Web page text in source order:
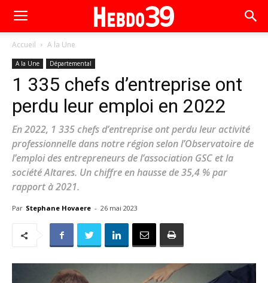
Accueil A la Une
A la Une Départemental
1 335 chefs d’entreprise ont
perdu leur emploi en 2022
En 2022, 1 335 chefs d’entreprise ont perdu leur activité
professionnelle dans notre région selon l’Observatoire de
l’emploi des entrepreneurs de l’association GSC et la
société Altares. Un chiffre en hausse de 35,4 % par
rapport à 2021.
Par Stephane Hovaere - 26 mai 2023